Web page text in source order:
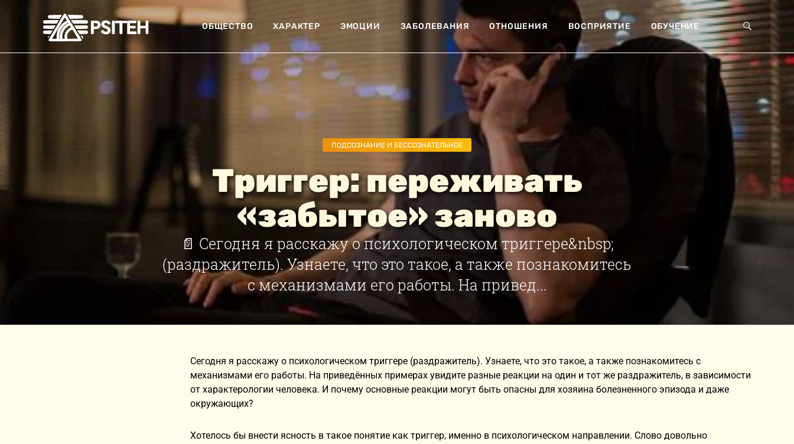
ОБЩЕСТВО ХАРАКТЕР ЭМОЦИИ ЗАБОЛЕВАНИЯ ОТНОШЕНИЯ ВОСПРИЯТИЕ ОБУЧЕНИЕ
ПОДСОЗНАНИЕ И БЕССОЗНАТЕЛЬНОЕ
Триггер: переживать
«забытое» заново
📄 Сегодня я расскажу о психологическом триггере&nbsp;
(раздражитель). Узнаете, что это такое, а также познакомитесь
с механизмами его работы. На привед...
Сегодня я расскажу о психологическом триггере (раздражитель). Узнаете, что это такое, а также познакомитесь с
механизмами его работы. На приведённых примерах увидите разные реакции на один и тот же раздражитель, в зависимости
от характерологии человека. И почему основные реакции могут быть опасны для хозяина болезненного эпизода и даже
окружающих?
Хотелось бы внести ясность в такое понятие как триггер, именно в психологическом направлении. Слово довольно